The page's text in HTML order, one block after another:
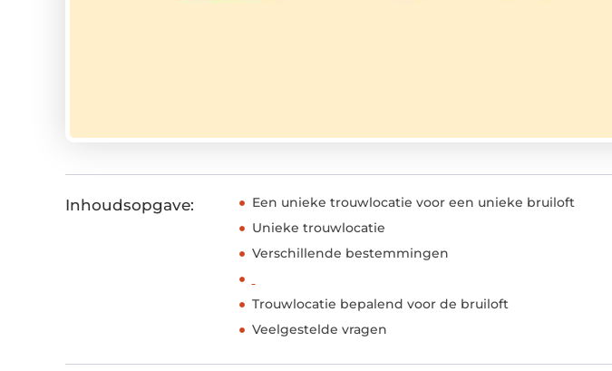
Inhoudsopgave:
Een unieke trouwlocatie voor een unieke bruiloft
Unieke trouwlocatie
Verschillende bestemmingen
Trouwlocatie bepalend voor de bruiloft
Veelgestelde vragen